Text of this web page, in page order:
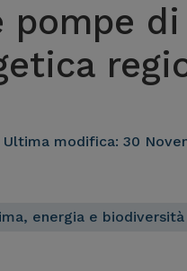
pompe
Ultima modifica: 30
energia e biodiversità